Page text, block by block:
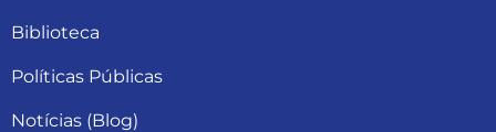
Biblioteca
Políticas Públicas
Notícias (Blog)